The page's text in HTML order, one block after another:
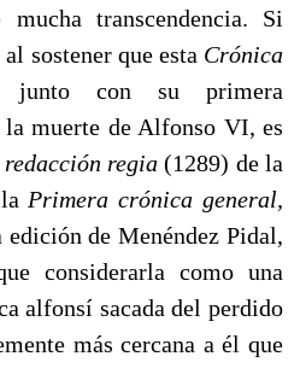
mucha transcendencia. Si
sostener que esta Crónica
junto con su primera
la muerte de Alfonso VI, es
re­dacción regia(1289) de la
Primera crónica general,
edición de Menéndez Pidal,
considerarla como una
alfonsí sacada del perdido
más cercana a él que